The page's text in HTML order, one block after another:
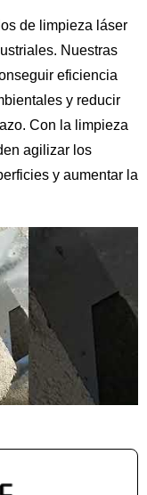
de limpieza láser
Nuestras
eficiencia
y reducir
Con la limpieza
agilizar los
y aumentar la